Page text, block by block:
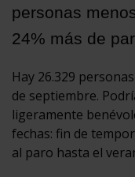
personas
24% más de
Hay 26.329
de septiembre.
ligeramente
fechas: fin de
al paro hasta el